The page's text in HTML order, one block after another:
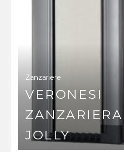
Zanzariere
VERONESI
ZANZARIERA
JOLLY